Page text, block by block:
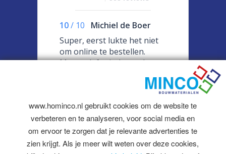
10/ 10
Michiel de Boer
Super, eerst lukte het niet
om online te bestellen.
Maar telefonisch goed
online kunnen bestellen.
klantvriendelijk contact.
Mooi zo doorgaan
www.hominco.nl gebruikt cookies om de website te
verbeteren en te analyseren, voor social media en
om ervoor te zorgen dat je relevante advertenties te
zien krijgt. Als je meer wilt weten over deze cookies,